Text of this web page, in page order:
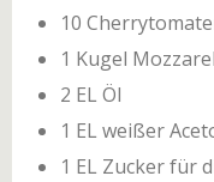
10
1 Kugel
2 EL Öl
1 EL weißer
1 EL Zucker für